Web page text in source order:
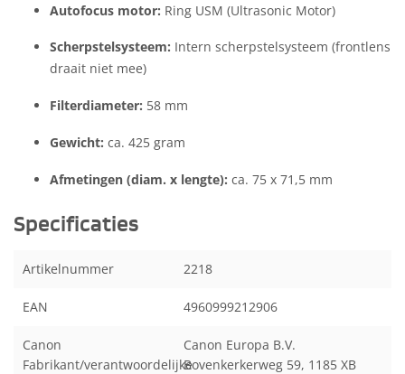
Autofocus motor: Ring USM (Ultrasonic Motor)
Scherpstelsysteem: Intern scherpstelsysteem (frontlens
draait niet mee)
Filterdiameter: 58 mm
Gewicht: ca. 425 gram
Afmetingen (diam. x lengte): ca. 75 x 71,5 mm
Specificaties
Artikelnummer 2218
EAN 4960999212906
Canon
Fabrikant/verantwoordelijke
Canon Europa B.V.
Bovenkerkerweg 59, 1185 XB